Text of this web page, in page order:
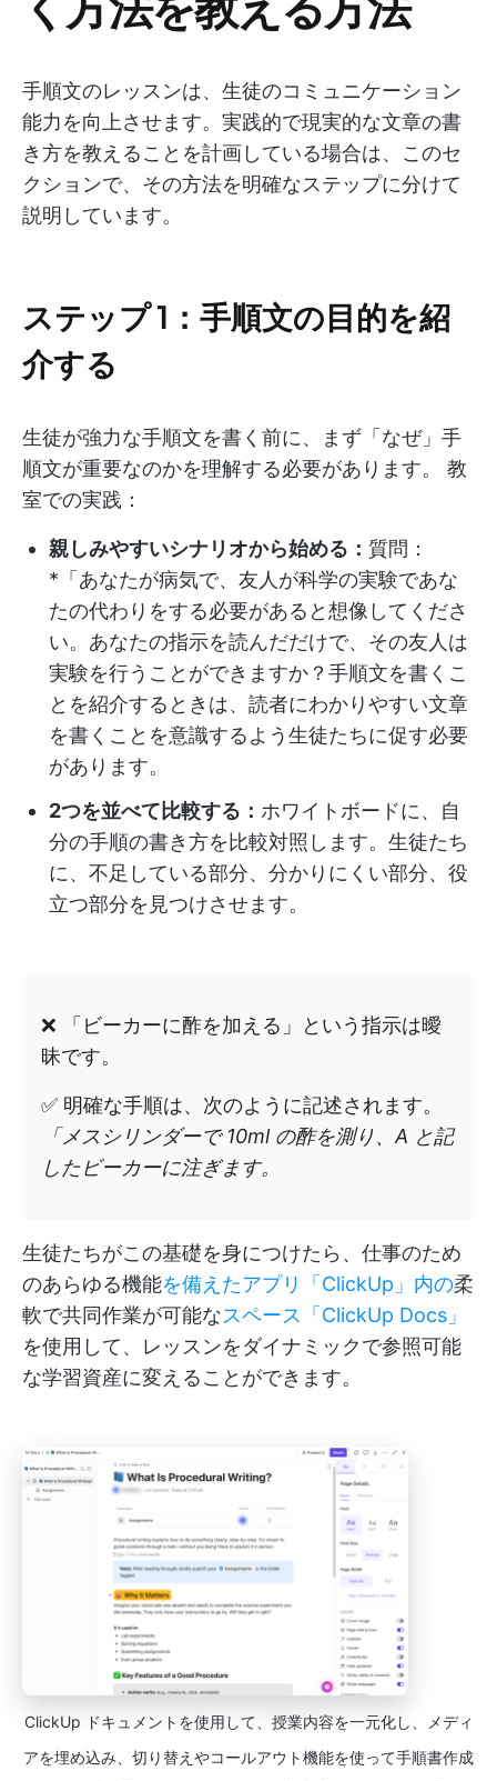
手順文のレッスンは、生徒のコミュニケーション
能力を向上させます。実践的で現実的な文章の書
き方を教えることを計画している場合は、このセ
クションで、その方法を明確なステップに分けて
説明しています。
ステップ 1：手順文の目的を紹
介する
生徒が強力な手順文を書く前に、まず「なぜ」手
順文が重要なのかを理解する必要があります。 教
室での実践：
親しみやすいシナリオから始める： 質問：
*「あなたが病気で、友人が科学の実験であな
たの代わりをする必要があると想像してくださ
い。あなたの指示を読んだだけで、その友人は
実験を行うことができますか？手順文を書くこ
とを紹介するときは、読者にわかりやすい文章
を書くことを意識するよう生徒たちに促す必要
があります。
2つを並べて比較する： ホワイトボードに、自
分の手順の書き方を比較対照します。生徒たち
に、不足している部分、分かりにくい部分、役
立つ部分を見つけさせます。
❌ 「ビーカーに酢を加える」という指示は曖
昧です。
✅ 明確な手順は、次のように記述されます。
「メスシリンダーで 10ml の酢を測り、A と記
したビーカーに注ぎます。
生徒たちがこの基礎を身につけたら、仕事のため
のあらゆる機能を備えたアプリ「ClickUp」内の柔
軟で共同作業が可能なスペース「ClickUp Docs」
を使用して、レッスンをダイナミックで参照可能
な学習資産に変えることができます。
ClickUp ドキュメントを使用して、授業内容を一元化し、メディ
アを埋め込み、切り替えやコールアウト機能を使って手順書作成